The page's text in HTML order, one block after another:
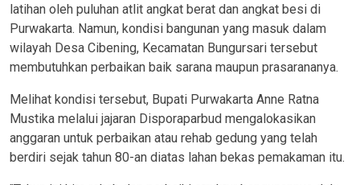
latihan oleh puluhan atlit angkat berat dan angkat besi di
Purwakarta. Namun, kondisi bangunan yang masuk dalam
wilayah Desa Cibening, Kecamatan Bungursari tersebut
membutuhkan perbaikan baik sarana maupun prasarananya.
Melihat kondisi tersebut, Bupati Purwakarta Anne Ratna
Mustika melalui jajaran Disporaparbud mengalokasikan
anggaran untuk perbaikan atau rehab gedung yang telah
berdiri sejak tahun 80-an diatas lahan bekas pemakaman itu.